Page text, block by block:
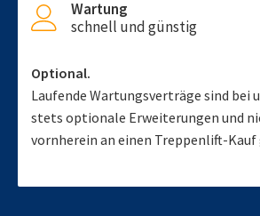
Wartung
schnell und günstig
Optional.
Laufende Wartungsverträge sind bei
stets optionale Erweiterungen und
vornherein an einen Treppenlift-Kauf